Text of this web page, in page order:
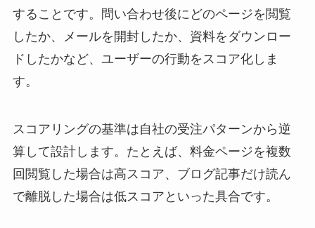
することです。問い合わせ後にどのページを閲覧
したか、メールを開封したか、資料をダウンロー
ドしたかなど、ユーザーの行動をスコア化しま
す。
スコアリングの基準は自社の受注パターンから逆
算して設計します。たとえば、料金ページを複数
回閲覧した場合は高スコア、ブログ記事だけ読ん
で離脱した場合は低スコアといった具合です。